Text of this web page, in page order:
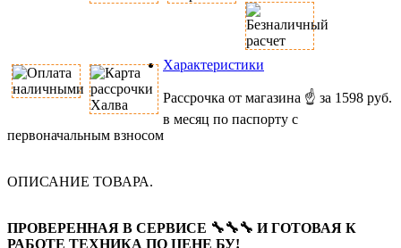
Характеристики
Рассрочка от магазина ☝ за 1598 руб.
в месяц по паспорту с
первоначальным взносом
ОПИСАНИЕ ТОВАРА.
ПРОВЕРЕННАЯ В СЕРВИСЕ 🔧🔧🔧 И ГОТОВАЯ К
РАБОТЕ ТЕХНИКА ПО ЦЕНЕ БУ!